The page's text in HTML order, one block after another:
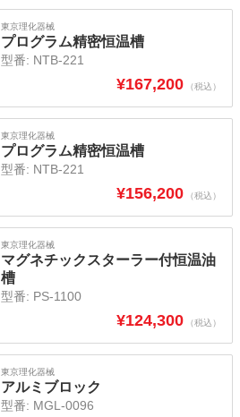
東京理化器械
プログラム精密恒温槽
型番: NTB-221
¥167,200 （税込）
東京理化器械
プログラム精密恒温槽
型番: NTB-221
¥156,200 （税込）
東京理化器械
マグネチックスターラー付恒温油
槽
型番: PS-1100
¥124,300 （税込）
東京理化器械
アルミブロック
型番: MGL-0096